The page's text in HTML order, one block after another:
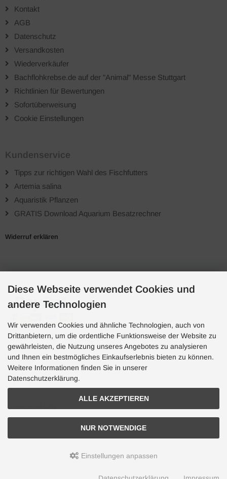
Kontakt
AGB
Datenschutz
Versandkosten
Wiederverkäufer
Bachflohkrebse.de auf der "Animal" Messe Stuttgart
Richtlinien für Bewertungen
Sofortüberweisung
Cookie Einstellungen
Kundenservice
Tipps zur richtigen Wahl des Fischfutters
Artemia salina
Aquaristik Pflanzen
GRATIS Download Aquarium Besatzrechner
Widerruf erklären
Zahlungsarten
Hotline
Hotline
(10:30-15:00 Uhr)
andreas-guder.de
Diese Webseite verwendet Cookies und
andere Technologien
Wir verwenden Cookies und ähnliche Technologien, auch von
Drittanbietern, um die ordentliche Funktionsweise der Website zu
gewährleisten, die Nutzung unseres Angebotes zu analysieren
und Ihnen ein bestmögliches Einkaufserlebnis bieten zu können.
Weitere Informationen finden Sie in unserer
Datenschutzerklärung.
ALLE AKZEPTIEREN
NUR NOTWENDIGE
Einstellungen anpassen